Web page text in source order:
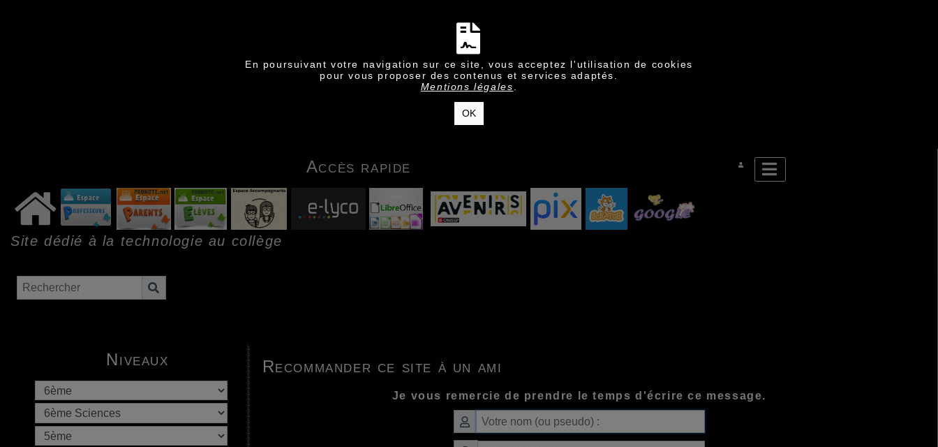
En poursuivant votre navigation sur ce site, vous acceptez l'utilisation de cookies
pour vous proposer des contenus et services adaptés.
Mentions légales
OK
Accès rapide
Site dédié à la technologie au collège
Niveaux Recommander ce site à un ami
Je vous remercie de prendre le temps d'écrire ce message.